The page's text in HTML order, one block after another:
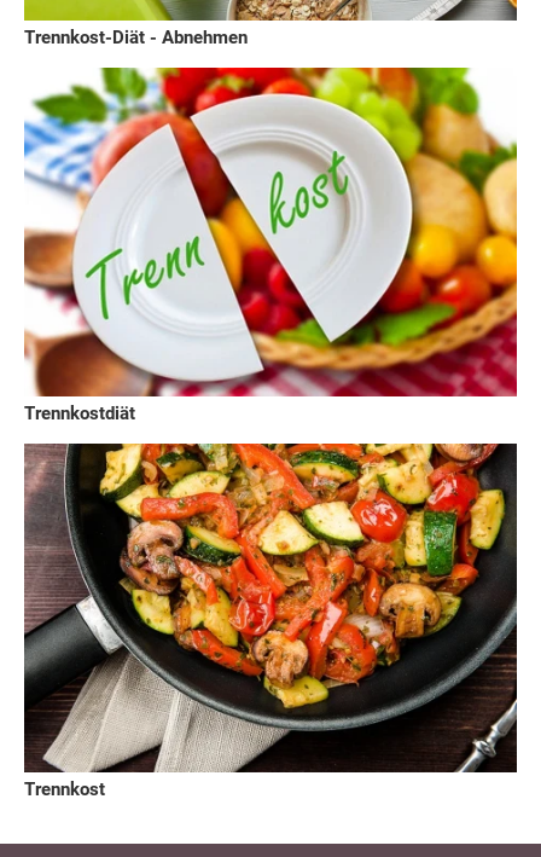
Trennkost-Diät - Abnehmen
Trennkostdiät
Trennkost